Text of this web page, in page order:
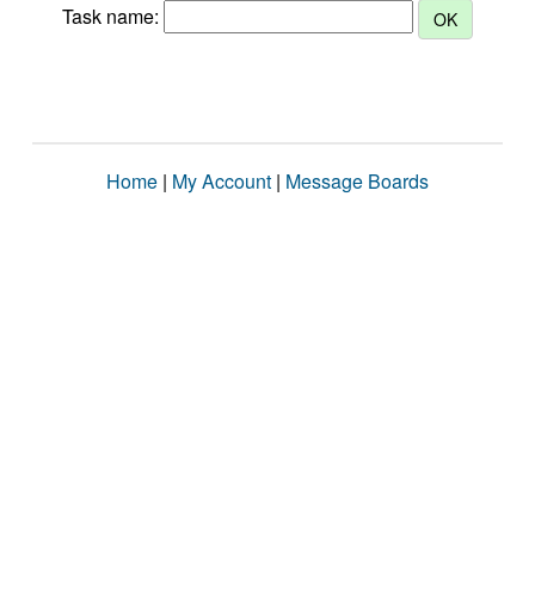
Task name:
Home | My Account | Message Boards